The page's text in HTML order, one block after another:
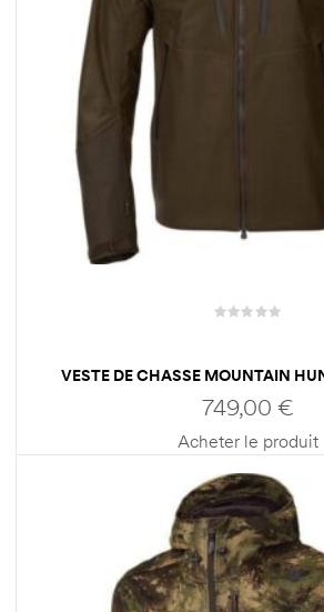
VESTE DE CHASSE MOUNTAIN
HOMME HARKILA
749,00 €
Acheter le produit